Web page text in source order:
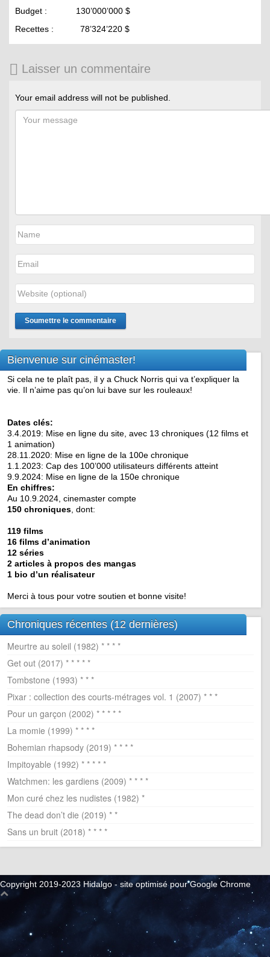
Budget : 130’000’000 $
Recettes : 78’324’220 $
Laisser un commentaire
Your email address will not be published.
Bienvenue sur cinémaster!
Si cela ne te plaît pas, il y a Chuck Norris qui va t’expliquer la
vie. Il n’aime pas qu’on lui bave sur les rouleaux!
Dates clés:
3.4.2019: Mise en ligne du site, avec 13 chroniques (12 films et
1 animation)
28.11.2020: Mise en ligne de la 100e chronique
1.1.2023: Cap des 100’000 utilisateurs différents atteint
9.9.2024: Mise en ligne de la 150e chronique
En chiffres:
Au 10.9.2024, cinemaster compte
150 chroniques , dont:
119 films
16 films d’animation
12 séries
2 articles à propos des mangas
1 bio d’un réalisateur
Merci à tous pour votre soutien et bonne visite!
Chroniques récentes (12 dernières)
Meurtre au soleil (1982) * * * *
Get out (2017) * * * * *
Tombstone (1993) * * *
Pixar : collection des courts-métrages vol. 1 (2007) * * *
Pour un garçon (2002) * * * * *
La momie (1999) * * * *
Bohemian rhapsody (2019) * * * *
Impitoyable (1992) * * * * *
Watchmen: les gardiens (2009) * * * *
Mon curé chez les nudistes (1982) *
The dead don’t die (2019) * *
Sans un bruit (2018) * * * *
Copyright 2019-2023 Hidalgo - site optimisé pour Google Chrome